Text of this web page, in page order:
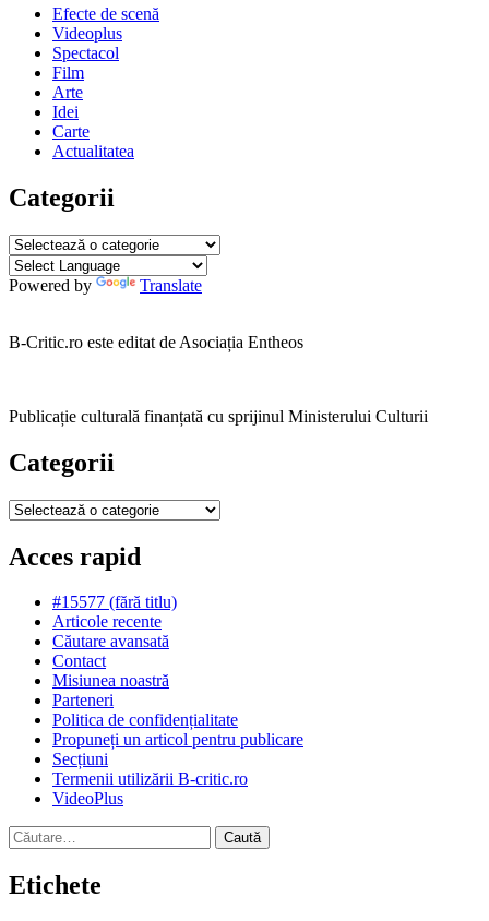
articole
Efecte de scenă
Videoplus
Spectacol
Film
Arte
Idei
Carte
Actualitatea
Categorii
Categorii
Powered by Translate
B-Critic.ro este editat de Asociația Entheos
Publicație culturală finanțată cu sprijinul Ministerului Culturii
Categorii
Categorii
Acces rapid
#15577 (fără titlu)
Articole recente
Căutare avansată
Contact
Misiunea noastră
Parteneri
Politica de confidențialitate
Propuneți un articol pentru publicare
Secțiuni
Termenii utilizării B-critic.ro
VideoPlus
Caută
după:
Etichete